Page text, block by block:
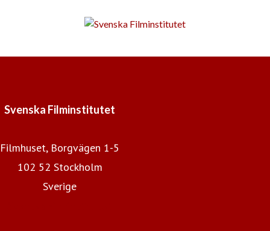
Svenska Filminstitutet
Filmhuset, Borgvägen 1-5
102 52 Stockholm
Sverige